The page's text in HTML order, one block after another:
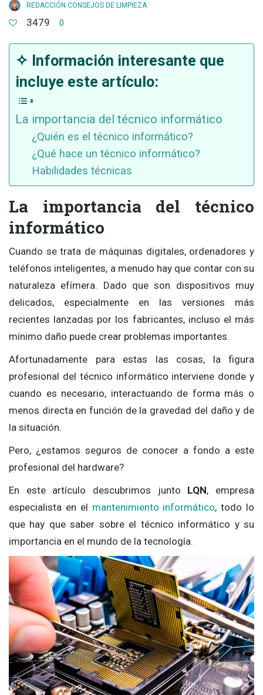
REDACCIÓN CONSEJOS DE LIMPIEZA
3479 0
✧ Información interesante que
incluye este artículo:
La importancia del técnico informático
¿Quién es el técnico informático?
¿Qué hace un técnico informático?
Habilidades técnicas
La importancia del técnico
informático
Cuando se trata de máquinas digitales, ordenadores y
teléfonos inteligentes, a menudo hay que contar con su
naturaleza efímera. Dado que son dispositivos muy
delicados, especialmente en las versiones más
recientes lanzadas por los fabricantes, incluso el más
mínimo daño puede crear problemas importantes.
Afortunadamente para estas las cosas, la figura
profesional del técnico informático interviene donde y
cuando es necesario, interactuando de forma más o
menos directa en función de la gravedad del daño y de
la situación.
Pero, ¿estamos seguros de conocer a fondo a este
profesional del hardware?
En este artículo descubrimos junto LQN, empresa
especialista en el mantenimiento informático, todo lo
que hay que saber sobre el técnico informático y su
importancia en el mundo de la tecnología.